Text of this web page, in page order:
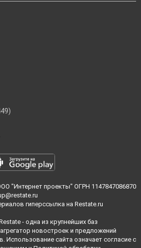
"Интернет проекты" ОГРН 1147847086870
гиперссылка на Restate.ru
- одна из крупнейших баз
новостроек и предложений
Использование сайта означает согласие с